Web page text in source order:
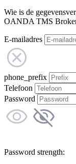
Wie is de
OANDA TMS
E-mailadres
phone_prefix
Telefoon
Password
Password strength: